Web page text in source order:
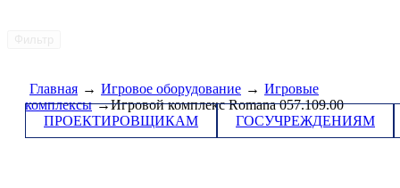
Главная → Игровое оборудование → Игровые
комплексы →Игровой комплекс Romana 057.109.00
ПРОЕКТИРОВЩИКАМ
ГОСУЧРЕЖДЕНИЯМ